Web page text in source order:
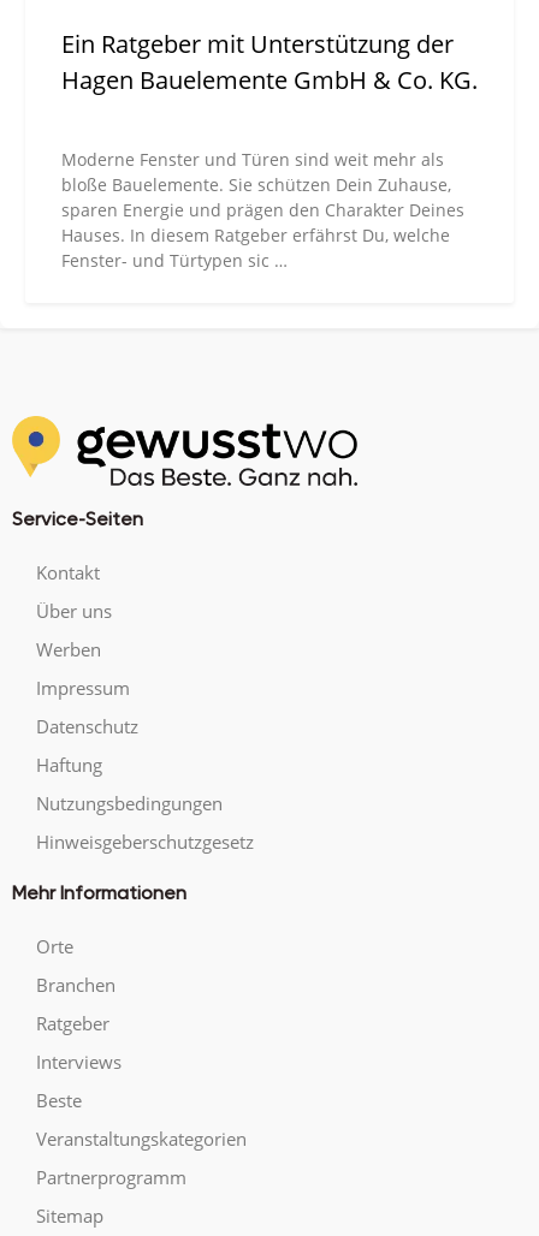
Ein Ratgeber mit Unterstützung der
Hagen Bauelemente GmbH & Co. KG.
Moderne Fenster und Türen sind weit mehr als
bloße Bauelemente. Sie schützen Dein Zuhause,
sparen Energie und prägen den Charakter Deines
Hauses. In diesem Ratgeber erfährst Du, welche
Fenster- und Türtypen sic …
Service-Seiten
Kontakt
Über uns
Werben
Impressum
Datenschutz
Haftung
Nutzungsbedingungen
Hinweisgeberschutzgesetz
Mehr Informationen
Orte
Branchen
Ratgeber
Interviews
Beste
Veranstaltungskategorien
Partnerprogramm
Sitemap